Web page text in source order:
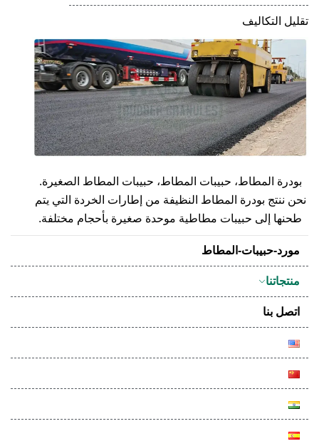
مورد-حبيبات-المطاط
منتجاتنا
اتصل بنا
تقليل التكاليف
بودرة المطاط، حبيبات المطاط، حبيبات المطاط الصغيرة.
نحن ننتج بودرة المطاط النظيفة من إطارات الخردة التي يتم
طحنها إلى حبيبات مطاطية موحدة صغيرة بأحجام مختلفة.